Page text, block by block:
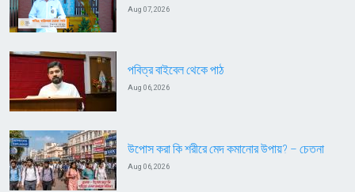
Aug 07, 2026
পবিত্র বাইবেল থেকে পাঠ
Aug 06, 2026
উপোস করা কি শরীরে মেদ কমানোর উপায়? – চেতনা
Aug 06, 2026